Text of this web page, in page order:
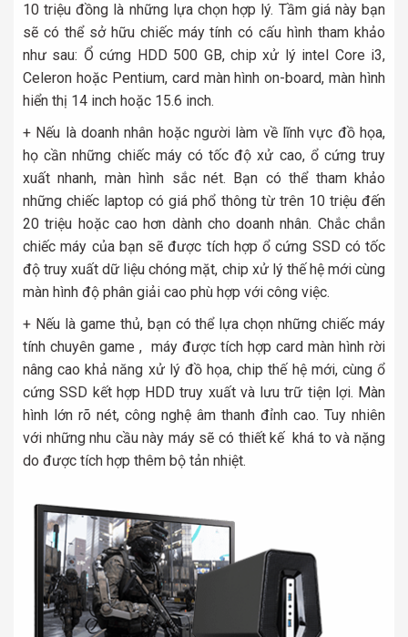
10 triệu đồng là những lựa chọn hợp lý. Tầm giá này bạn
sẽ có thể sở hữu chiếc máy tính có cấu hình tham khảo
như sau: Ổ cứng HDD 500 GB, chip xử lý intel Core i3,
Celeron hoặc Pentium, card màn hình on-board, màn hình
hiển thị 14 inch hoặc 15.6 inch.
+ Nếu là doanh nhân hoặc người làm về lĩnh vực đồ họa,
họ cần những chiếc máy có tốc độ xử cao, ổ cứng truy
xuất nhanh, màn hình sắc nét. Bạn có thể tham khảo
những chiếc laptop có giá phổ thông từ trên 10 triệu đến
20 triệu hoặc cao hơn dành cho doanh nhân. Chắc chắn
chiếc máy của bạn sẽ được tích hợp ổ cứng SSD có tốc
độ truy xuất dữ liệu chóng mặt, chip xử lý thế hệ mới cùng
màn hình độ phân giải cao phù hợp với công việc.
+ Nếu là game thủ, bạn có thể lựa chọn những chiếc máy
tính chuyên game , máy được tích hợp card màn hình rời
nâng cao khả năng xử lý đồ họa, chip thế hệ mới, cùng ổ
cứng SSD kết hợp HDD truy xuất và lưu trữ tiện lợi. Màn
hình lớn rõ nét, công nghệ âm thanh đỉnh cao. Tuy nhiên
với những nhu cầu này máy sẽ có thiết kế khá to và nặng
do được tích hợp thêm bộ tản nhiệt.